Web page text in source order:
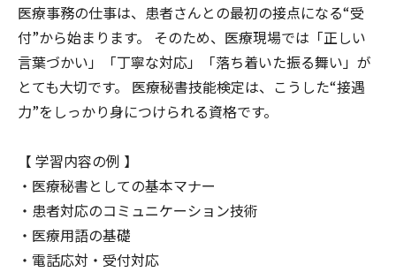
医療事務の仕事は、患者さんとの最初の接点になる“受
付”から始まります。 そのため、医療現場では「正しい
言葉づかい」「丁寧な対応」「落ち着いた振る舞い」が
とても大切です。 医療秘書技能検定は、こうした“接遇
力”をしっかり身につけられる資格です。
【 学習内容の例 】
・医療秘書としての基本マナー
・患者対応のコミュニケーション技術
・医療用語の基礎
・電話応対・受付対応